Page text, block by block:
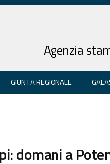
Agenzia
GIUNTA REGIONALE
domani a